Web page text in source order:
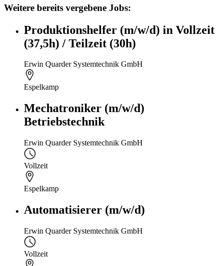
Weitere bereits vergebene Jobs:
Produktionshelfer (m/w/d) in Vollzeit
(37,5h) / Teilzeit (30h)
Erwin Quarder Systemtechnik GmbH
Espelkamp
Mechatroniker (m/w/d)
Betriebstechnik
Erwin Quarder Systemtechnik GmbH
Vollzeit
Espelkamp
Automatisierer (m/w/d)
Erwin Quarder Systemtechnik GmbH
Vollzeit